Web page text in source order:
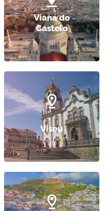
Viana do
Castelo
(9)
Viseu
(10)